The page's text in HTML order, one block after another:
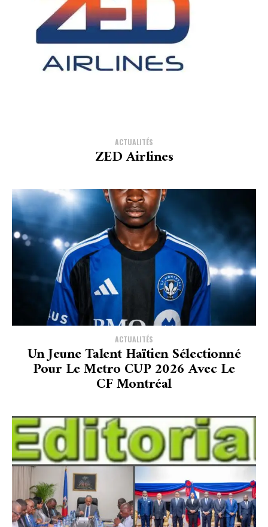
ACTUALITÉS
ZED Airlines
ACTUALITÉS
Un Jeune Talent Haïtien Sélectionné
Pour Le Metro CUP 2026 Avec Le
CF Montréal